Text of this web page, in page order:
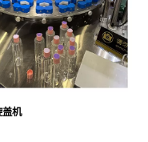
盖机